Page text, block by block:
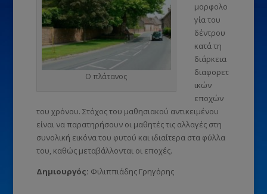
Ο πλάτανος
μορφολο
γία του
δέντρου
κατά τη
διάρκεια
διαφορετ
ικών
εποχών
του χρόνου. Στόχος του μαθησιακού αντικειμένου
είναι να παρατηρήσουν οι μαθητές τις αλλαγές στη
συνολική εικόνα του φυτού και ιδιαίτερα στα φύλλα
του, καθώς μεταβάλλονται οι εποχές.
Δημιουργός: Φιλιππιάδης Γρηγόρης